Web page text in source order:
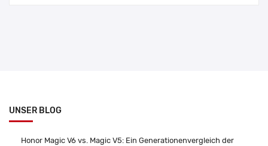
UNSER BLOG
Honor Magic V6 vs. Magic V5: Ein Generationenvergleich der